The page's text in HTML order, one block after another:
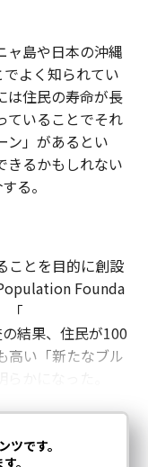
ャ島や日本の沖縄
よく知られてい
は住民の寿命が長
ていることでそれ
ン」があるとい
きるかもしれない
る。
ことを目的に創設
Founda
「
結果、住民が100
高い「新たなブル